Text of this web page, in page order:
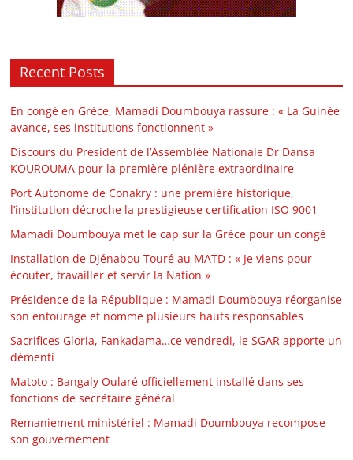
Recent Posts
En congé en Grèce, Mamadi Doumbouya rassure : « La Guinée
avance, ses institutions fonctionnent »
Discours du President de l’Assemblée Nationale Dr Dansa
KOUROUMA pour la première plénière extraordinaire
Port Autonome de Conakry : une première historique,
l’institution décroche la prestigieuse certification ISO 9001
Mamadi Doumbouya met le cap sur la Grèce pour un congé
Installation de Djénabou Touré au MATD : « Je viens pour
écouter, travailler et servir la Nation »
Présidence de la République : Mamadi Doumbouya réorganise
son entourage et nomme plusieurs hauts responsables
Sacrifices Gloria, Fankadama…ce vendredi, le SGAR apporte un
démenti
Matoto : Bangaly Oularé officiellement installé dans ses
fonctions de secrétaire général
Remaniement ministériel : Mamadi Doumbouya recompose
son gouvernement